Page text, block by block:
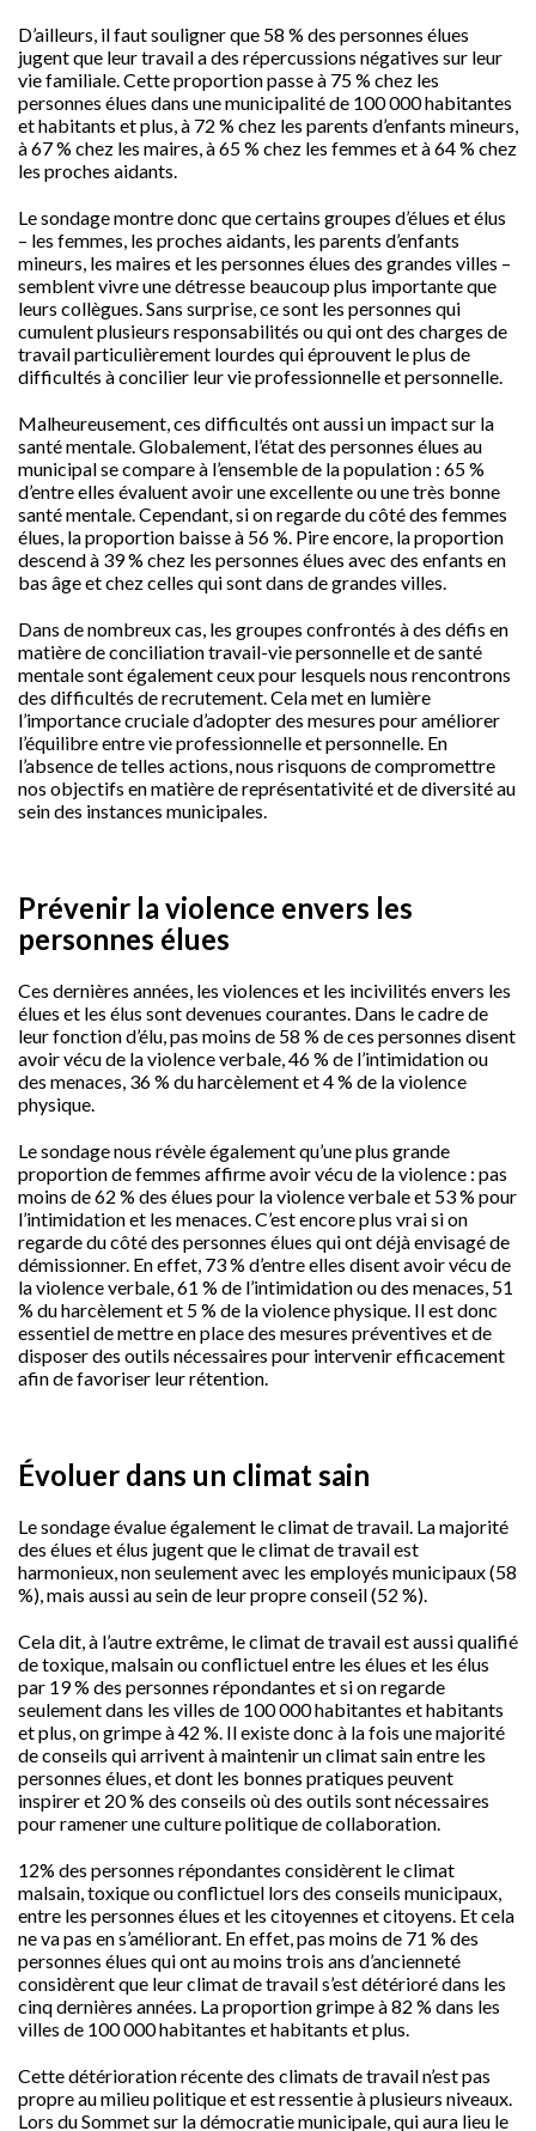
D’ailleurs, il faut souligner que 58 % des personnes élues
jugent que leur travail a des répercussions négatives sur leur
vie familiale. Cette proportion passe à 75 % chez les
personnes élues dans une municipalité de 100 000 habitantes
et habitants et plus, à 72 % chez les parents d’enfants mineurs,
à 67 % chez les maires, à 65 % chez les femmes et à 64 % chez
les proches aidants.
Le sondage montre donc que certains groupes d’élues et élus
– les femmes, les proches aidants, les parents d’enfants
mineurs, les maires et les personnes élues des grandes villes –
semblent vivre une détresse beaucoup plus importante que
leurs collègues. Sans surprise, ce sont les personnes qui
cumulent plusieurs responsabilités ou qui ont des charges de
travail particulièrement lourdes qui éprouvent le plus de
difficultés à concilier leur vie professionnelle et personnelle.
Malheureusement, ces difficultés ont aussi un impact sur la
santé mentale. Globalement, l’état des personnes élues au
municipal se compare à l’ensemble de la population : 65 %
d’entre elles évaluent avoir une excellente ou une très bonne
santé mentale. Cependant, si on regarde du côté des femmes
élues, la proportion baisse à 56 %. Pire encore, la proportion
descend à 39 % chez les personnes élues avec des enfants en
bas âge et chez celles qui sont dans de grandes villes.
Dans de nombreux cas, les groupes confrontés à des défis en
matière de conciliation travail-vie personnelle et de santé
mentale sont également ceux pour lesquels nous rencontrons
des difficultés de recrutement. Cela met en lumière
l’importance cruciale d’adopter des mesures pour améliorer
l’équilibre entre vie professionnelle et personnelle. En
l’absence de telles actions, nous risquons de compromettre
nos objectifs en matière de représentativité et de diversité au
sein des instances municipales.
Prévenir la violence envers les
personnes élues
Ces dernières années, les violences et les incivilités envers les
élues et les élus sont devenues courantes. Dans le cadre de
leur fonction d’élu, pas moins de 58 % de ces personnes disent
avoir vécu de la violence verbale, 46 % de l’intimidation ou
des menaces, 36 % du harcèlement et 4 % de la violence
physique.
Le sondage nous révèle également qu’une plus grande
proportion de femmes affirme avoir vécu de la violence : pas
moins de 62 % des élues pour la violence verbale et 53 % pour
l’intimidation et les menaces. C’est encore plus vrai si on
regarde du côté des personnes élues qui ont déjà envisagé de
démissionner. En effet, 73 % d’entre elles disent avoir vécu de
la violence verbale, 61 % de l’intimidation ou des menaces, 51
% du harcèlement et 5 % de la violence physique. Il est donc
essentiel de mettre en place des mesures préventives et de
disposer des outils nécessaires pour intervenir efficacement
afin de favoriser leur rétention.
Évoluer dans un climat sain
Le sondage évalue également le climat de travail. La majorité
des élues et élus jugent que le climat de travail est
harmonieux, non seulement avec les employés municipaux (58
%), mais aussi au sein de leur propre conseil (52 %).
Cela dit, à l’autre extrême, le climat de travail est aussi qualifié
de toxique, malsain ou conflictuel entre les élues et les élus
par 19 % des personnes répondantes et si on regarde
seulement dans les villes de 100 000 habitantes et habitants
et plus, on grimpe à 42 %. Il existe donc à la fois une majorité
de conseils qui arrivent à maintenir un climat sain entre les
personnes élues, et dont les bonnes pratiques peuvent
inspirer et 20 % des conseils où des outils sont nécessaires
pour ramener une culture politique de collaboration.
12% des personnes répondantes considèrent le climat
malsain, toxique ou conflictuel lors des conseils municipaux,
entre les personnes élues et les citoyennes et citoyens. Et cela
ne va pas en s’améliorant. En effet, pas moins de 71 % des
personnes élues qui ont au moins trois ans d’ancienneté
considèrent que leur climat de travail s’est détérioré dans les
cinq dernières années. La proportion grimpe à 82 % dans les
villes de 100 000 habitantes et habitants et plus.
Cette détérioration récente des climats de travail n’est pas
propre au milieu politique et est ressentie à plusieurs niveaux.
Lors du Sommet sur la démocratie municipale, qui aura lieu le